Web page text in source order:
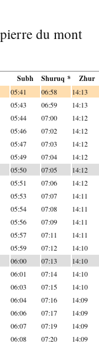
du mont
Subh Shuruq * Zhur
05:41 06:58 14:13
05:43 06:59 14:13
05:44 07:00 14:12
05:46 07:02 14:12
05:47 07:03 14:12
05:49 07:04 14:12
05:50 07:05 14:12
05:51 07:06 14:12
05:53 07:07 14:11
05:54 07:08 14:11
05:56 07:09 14:11
05:57 07:11 14:11
05:59 07:12 14:10
06:00 07:13 14:10
06:01 07:14 14:10
06:03 07:15 14:10
06:04 07:16 14:09
06:06 07:17 14:09
06:07 07:19 14:09
06:08 07:20 14:09